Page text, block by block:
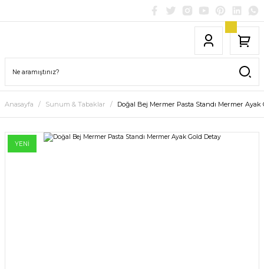
Anasayfa Sunum & Tabaklar Doğal Bej Mermer Pasta Standı Mermer Ayak
YENİ